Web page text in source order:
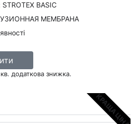
BASIC
МЕМБРАНА
додаткова знижка.
КРАЩА ЦІНА